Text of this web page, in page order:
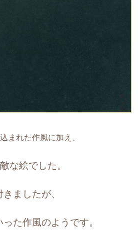
まれた作風に加え、
な絵でした。
ましたが、
た作風のようです。